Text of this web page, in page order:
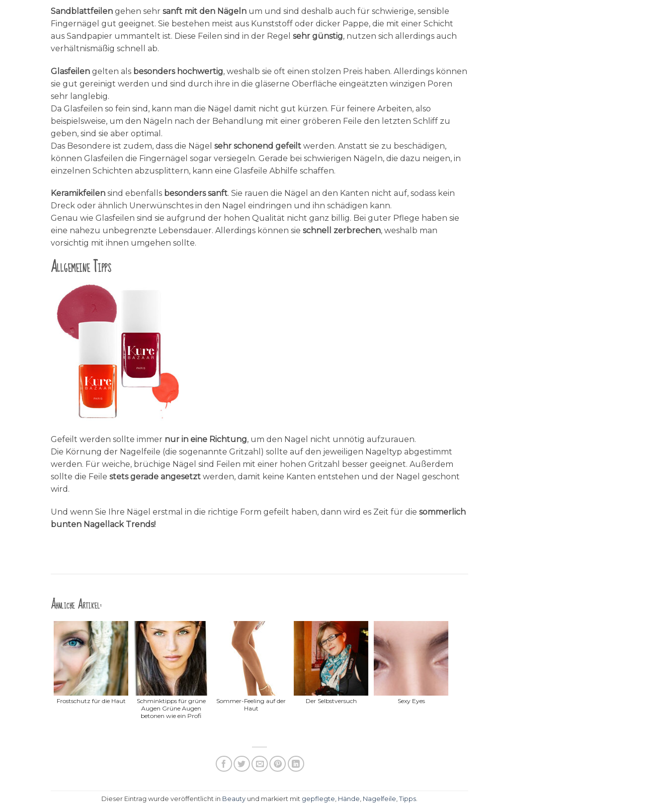
Sandblattfeilen gehen sehr sanft mit den Nägeln um und sind deshalb auch für schwierige, sensible
Fingernägel gut geeignet. Sie bestehen meist aus Kunststoff oder dicker Pappe, die mit einer Schicht
aus Sandpapier ummantelt ist. Diese Feilen sind in der Regel sehr günstig, nutzen sich allerdings auch
verhältnismäßig schnell ab.
Glasfeilen gelten als besonders hochwertig, weshalb sie oft einen stolzen Preis haben. Allerdings können
sie gut gereinigt werden und sind durch ihre in die gläserne Oberfläche eingeätzten winzigen Poren
sehr langlebig.
Da Glasfeilen so fein sind, kann man die Nägel damit nicht gut kürzen. Für feinere Arbeiten, also
beispielsweise, um den Nägeln nach der Behandlung mit einer gröberen Feile den letzten Schliff zu
geben, sind sie aber optimal.
Das Besondere ist zudem, dass die Nägel sehr schonend gefeilt werden. Anstatt sie zu beschädigen,
können Glasfeilen die Fingernägel sogar versiegeln. Gerade bei schwierigen Nägeln, die dazu neigen, in
einzelnen Schichten abzusplittern, kann eine Glasfeile Abhilfe schaffen.
Keramikfeilen sind ebenfalls besonders sanft. Sie rauen die Nägel an den Kanten nicht auf, sodass kein
Dreck oder ähnlich Unerwünschtes in den Nagel eindringen und ihn schädigen kann.
Genau wie Glasfeilen sind sie aufgrund der hohen Qualität nicht ganz billig. Bei guter Pflege haben sie
eine nahezu unbegrenzte Lebensdauer. Allerdings können sie schnell zerbrechen, weshalb man
vorsichtig mit ihnen umgehen sollte.
Allgemeine Tipps
Gefeilt werden sollte immer nur in eine Richtung, um den Nagel nicht unnötig aufzurauen.
Die Körnung der Nagelfeile (die sogenannte Gritzahl) sollte auf den jeweiligen Nageltyp abgestimmt
werden. Für weiche, brüchige Nägel sind Feilen mit einer hohen Gritzahl besser geeignet. Außerdem
sollte die Feile stets gerade angesetzt werden, damit keine Kanten entstehen und der Nagel geschont
wird.
Und wenn Sie Ihre Nägel erstmal in die richtige Form gefeilt haben, dann wird es Zeit für die sommerlich
bunten Nagellack Trends!
Ähnliche Artikel:
Frostschutz für die Haut
Schminktipps für grüne
Augen Grüne Augen
betonen wie ein Profi
Sommer-Feeling auf der
Haut
Der Selbstversuch Sexy Eyes
Dieser Eintrag wurde veröffentlicht in Beauty und markiert mit gepflegte, Hände, Nagelfeile, Tipps.